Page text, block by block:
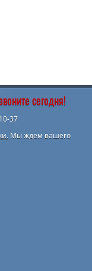
сегодня!
37
Мы ждем вашего